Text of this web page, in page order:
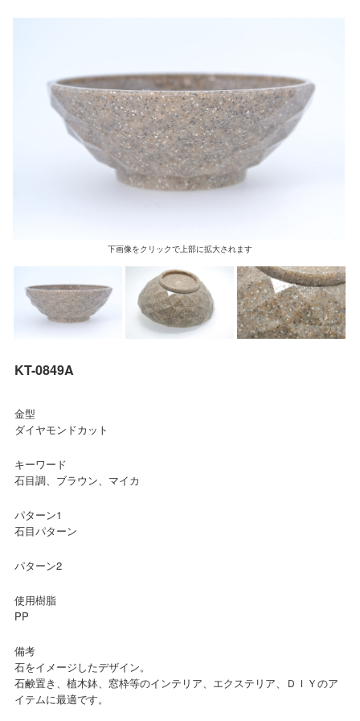
下画像をクリックで上部に拡大されます
KT-0849A
金型
ダイヤモンドカット
キーワード
石目調、ブラウン、マイカ
パターン1
石目パターン
パターン2
使用樹脂
PP
備考
石をイメージしたデザイン。
石鹸置き、植木鉢、窓枠等のインテリア、エクステリア、ＤＩＹのア
イテムに最適です。